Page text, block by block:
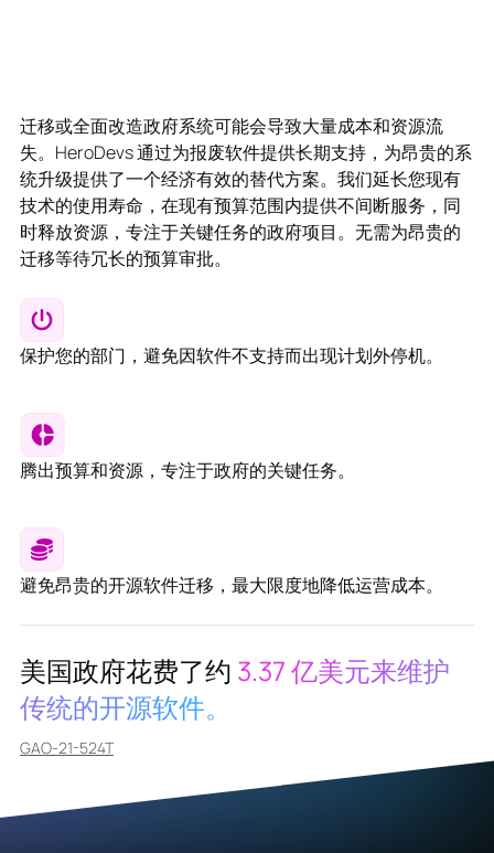
迁移或全面改造政府系统可能会导致大量成本和资源流
失。HeroDevs 通过为报废软件提供长期支持，为昂贵的系
统升级提供了一个经济有效的替代方案。我们延长您现有
技术的使用寿命，在现有预算范围内提供不间断服务，同
时释放资源，专注于关键任务的政府项目。无需为昂贵的
迁移等待冗长的预算审批。
保护您的部门，避免因软件不支持而出现计划外停机。
腾出预算和资源，专注于政府的关键任务。
避免昂贵的开源软件迁移，最大限度地降低运营成本。
美国政府花费了约 3.37 亿美元来维护
传统的开源软件。
GAO-21-524T